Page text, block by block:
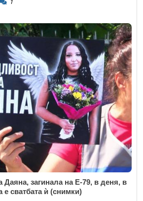
Даяна, загинала на Е-79, в деня, в
е сватбата ѝ (снимки)